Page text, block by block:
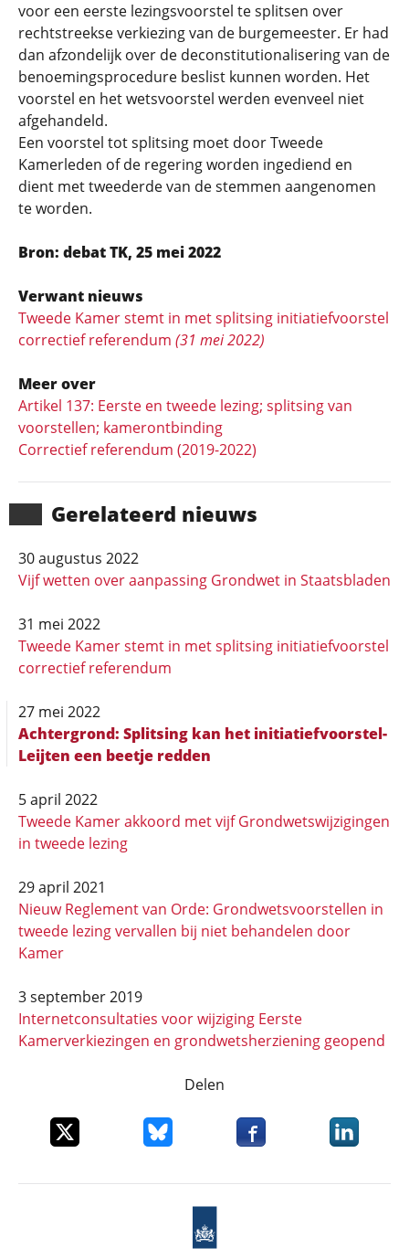
Gerela­teerd nieuws
30 augustus 2022
Vijf wetten over aanpassing Grondwet in Staatsbladen
31 mei 2022
Tweede Kamer stemt in met splitsing initiatiefvoorstel
correctief referendum
27 mei 2022
Achtergrond: Splitsing kan het initiatief­voorstel-
Leijten een beetje redden
5 april 2022
Tweede Kamer akkoord met vijf Grondwetswijzigingen
in tweede lezing
29 april 2021
Nieuw Reglement van Orde: Grondwetsvoorstellen in
tweede lezing vervallen bij niet behandelen door
Kamer
3 september 2019
Internetconsultaties voor wijziging Eerste
Kamerverkiezingen en grondwetsherziening geopend
voor een eerste lezingsvoorstel te splitsen over
rechtstreekse verkiezing van de burgemeester. Er had
dan afzondelijk over de deconstitutionalisering van de
benoemingsprocedure beslist kunnen worden. Het
voorstel en het wetsvoorstel werden evenveel niet
afgehandeld.
Een voorstel tot splitsing moet door Tweede
Kamerleden of de regering worden ingediend en
dient met tweederde van de stemmen aangenomen
te worden.
Bron: debat TK, 25 mei 2022
Verwant nieuws
Tweede Kamer stemt in met splitsing initiatiefvoorstel
correctief referendum (31 mei 2022)
Meer over
Artikel 137: Eerste en tweede lezing; splitsing van
voorstellen; kamerontbinding
Correctief referendum (2019-2022)
Delen
Deel dit item op XDeel dit item op Bluesky
Deel dit item opDeel dit